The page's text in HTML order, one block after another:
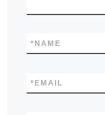
NAME
*
EMAIL
*